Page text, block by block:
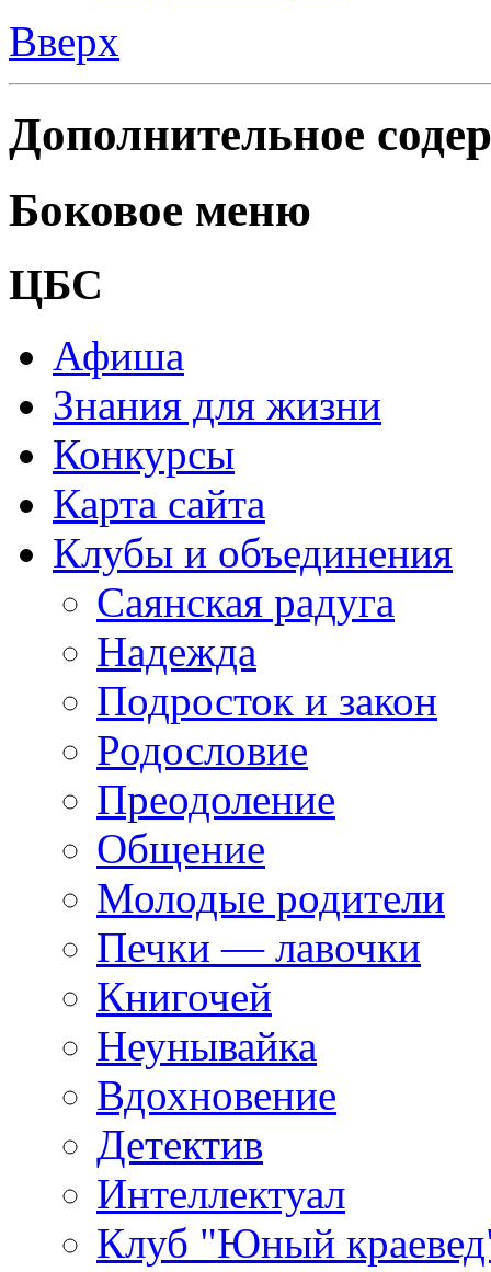
Вверх
Дополнительное
Боковое меню
ЦБС
Афиша
Знания для жизни
Конкурсы
Карта сайта
Клубы и объединения
Саянская радуга
Надежда
Подросток и закон
Родословие
Преодоление
Общение
Молодые родители
Печки — лавочки
Книгочей
Неунывайка
Вдохновение
Детектив
Интеллектуал
Клуб "Юный